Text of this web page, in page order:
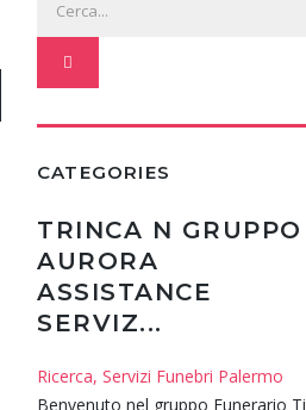
CATEGORIES
TRINCA N GRUPPO
AURORA
ASSISTANCE
SERVIZ...
Ricerca, Servizi Funebri Palermo
Benvenuto nel gruppo Funerario Ti